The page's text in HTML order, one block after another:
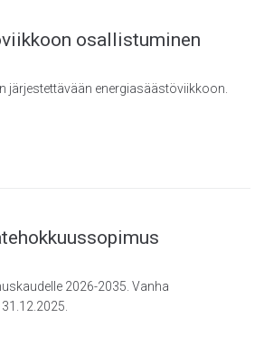
osallistuminen
järjestettävään energiasäästöviikkoon.
2026-2035. Vanha